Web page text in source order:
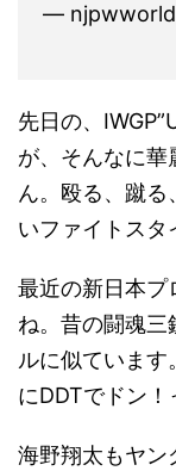
—
先日の、
が、そんなに
ん。殴る、蹴る
いファイトスタ
最近の新日本プ
ね。昔の闘魂三
ルに似ていま
にDDTでドン！
海野翔太もヤン